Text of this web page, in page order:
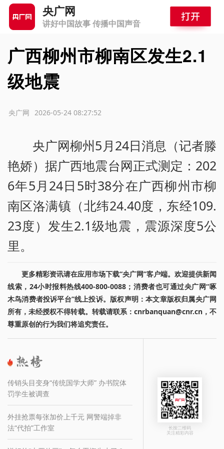
央广网
讲好中国故事 传播中国声音
广西柳州市柳南区发生2.1
级地震
2026-05-24 08:27:52
央广网
央广网柳州5月24日消息（记者滕
艳娇）据广西地震台网正式测定：202
6年5月24日5时38分在广西柳州市柳
南区洛满镇（北纬24.40度，东经109.
23度）发生2.1级地震，震源深度5公
里。
更多精彩资讯请在应用市场下载“央广网”客户端。欢迎提供新闻
线索，24小时报料热线400-800-0088；消费者也可通过央广网“啄
木鸟消费者投诉平台”线上投诉。版权声明：本文章版权归属央广网
所有，未经授权不得转载。转载请联系：cnrbanquan@cnr.cn，不
尊重原创的行为我们将追究责任。
传销头目变身“传统国学大师” 办书院体
罚学生被调查
外挂抢票每张加价上千元 网警端掉非
法“代拍”工作室
长按二维码
关注精彩内容